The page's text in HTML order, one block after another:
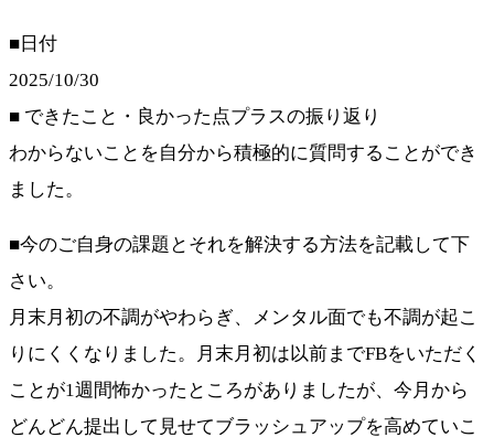
■日付
2025/10/30
■ できたこと・良かった点プラスの振り返り
わからないことを自分から積極的に質問することができ
ました。
■今のご自身の課題とそれを解決する方法を記載して下
さい。
月末月初の不調がやわらぎ、メンタル面でも不調が起こ
りにくくなりました。月末月初は以前までFBをいただく
ことが1週間怖かったところがありましたが、今月から
どんどん提出して見せてブラッシュアップを高めていこ